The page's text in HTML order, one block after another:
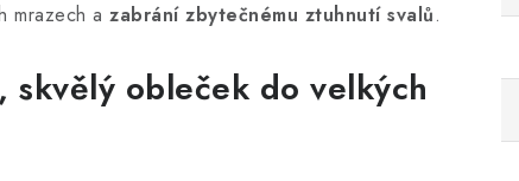
mrazech a zabrání zbytečnému ztuhnutí svalů.
obleček do velkých